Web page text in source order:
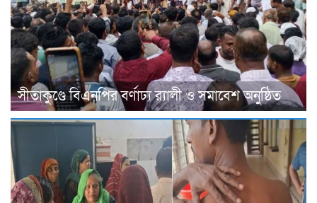
সীতাকুণ্ডে বিএনপির বর্ণাঢ্য র‍্যালী ও সমাবেশ অনুষ্ঠিত